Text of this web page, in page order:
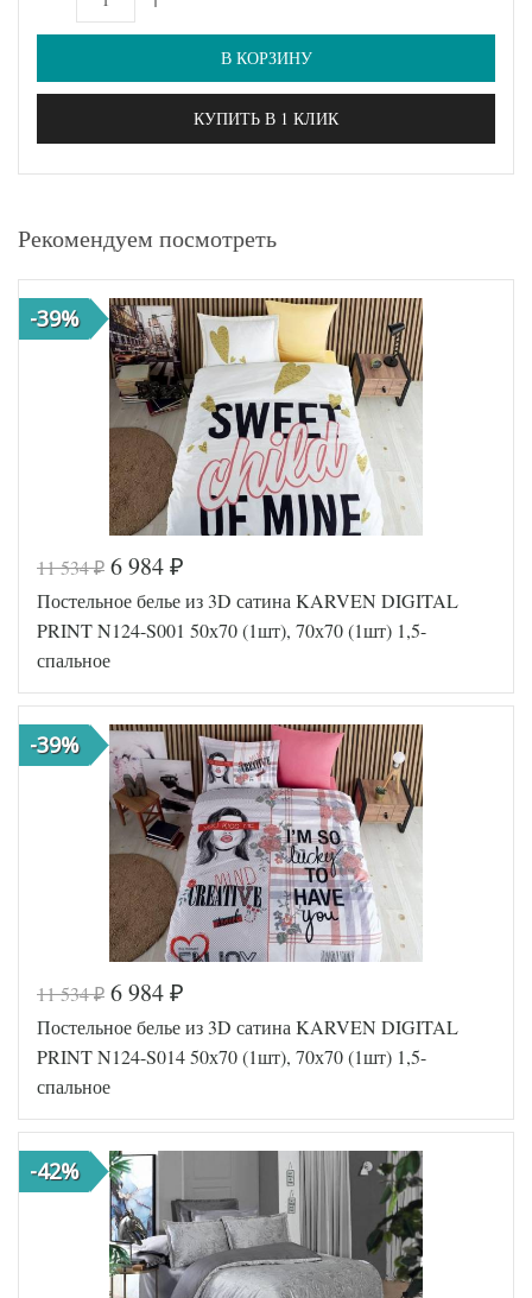
В КОРЗИНУ
КУПИТЬ В 1 КЛИК
Рекомендуем посмотреть
-39%
Код товара
570-297
Артикул
FIR8681
5693026
55
Ткань
Размер
пододеяльника
Размер
простыни
160х240
50х70
(2шт)
Производитель
Karven
(Турция)
11 534₽ 6 984 ₽
Постельное белье из 3D сатина KARVEN DIGITAL
PRINT N124-S001 50х70 (1шт), 70х70 (1шт) 1,5-
спальное
-39%
11 534₽ 6 984 ₽
Постельное белье из 3D сатина KARVEN DIGITAL
PRINT N124-S014 50х70 (1шт), 70х70 (1шт) 1,5-
спальное
-42%